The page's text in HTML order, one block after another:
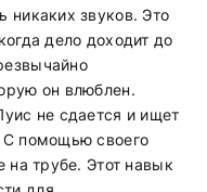
никаких звуков. Это
дело доходит до
он влюблен.
не сдается и ищет
С помощью своего
на трубе. Этот навык